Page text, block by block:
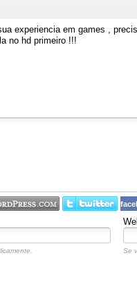
experiencia em games ,
no hd primeiro !!!
Se